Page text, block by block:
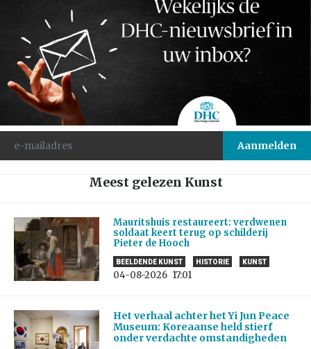
Meest gelezen Kunst
Mauritshuis restaureert: verdwenen
soldaat keert terug op schilderij
Pieter de Hooch
BEELDENDE KUNST HISTORIE KUNST
04-08-2026 17:01
Het verhaal achter het Yi Jun Peace
Museum: Koreaanse held stierf
onder verdachte omstandigheden